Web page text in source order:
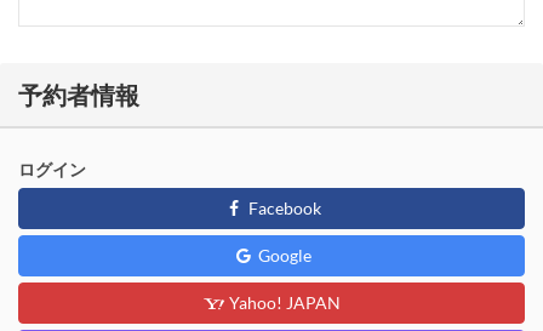
予約者情報
ログイン
Facebook
Google
Yahoo! JAPAN